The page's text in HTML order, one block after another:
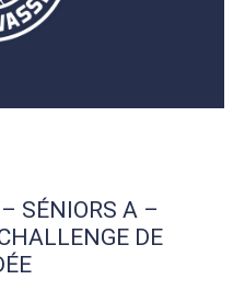
SÉNIORS A –
DE